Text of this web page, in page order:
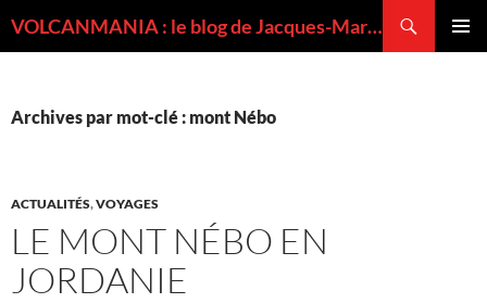
VOLCANMANIA : le blog de Jacques-Marie BARDINTZEFF, volcanologue
Archives par mot-clé : mont Nébo
ACTUALITÉS,VOYAGES
LE MONT NÉBO EN
JORDANIE